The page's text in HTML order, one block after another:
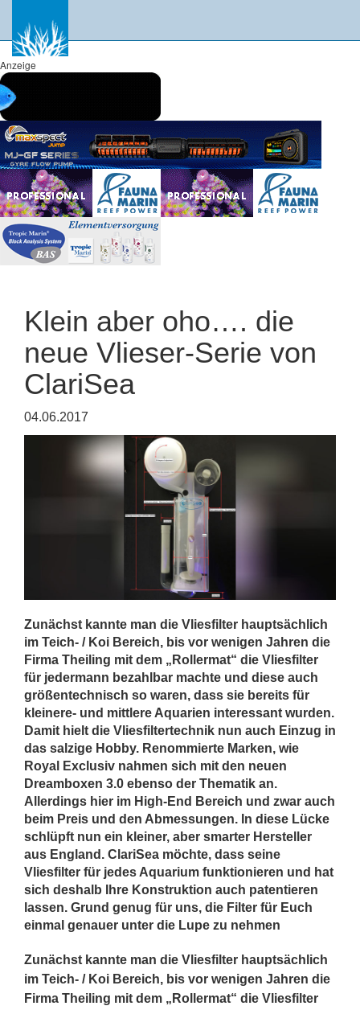
Anzeige
Klein aber oho…. die
neue Vlieser-Serie von
ClariSea
04.06.2017
Zunächst kannte man die Vliesfilter hauptsächlich
im Teich- / Koi Bereich, bis vor wenigen Jahren die
Firma Theiling mit dem „Rollermat“ die Vliesfilter
für jedermann bezahlbar machte und diese auch
größentechnisch so waren, dass sie bereits für
kleinere- und mittlere Aquarien interessant wurden.
Damit hielt die Vliesfiltertechnik nun auch Einzug in
das salzige Hobby. Renommierte Marken, wie
Royal Exclusiv nahmen sich mit den neuen
Dreamboxen 3.0 ebenso der Thematik an.
Allerdings hier im High-End Bereich und zwar auch
beim Preis und den Abmessungen. In diese Lücke
schlüpft nun ein kleiner, aber smarter Hersteller
aus England. ClariSea möchte, dass seine
Vliesfilter für jedes Aquarium funktionieren und hat
sich deshalb Ihre Konstruktion auch patentieren
lassen. Grund genug für uns, die Filter für Euch
einmal genauer unter die Lupe zu nehmen
Zunächst kannte man die Vliesfilter hauptsächlich
im Teich- / Koi Bereich, bis vor wenigen Jahren die
Firma Theiling mit dem „Rollermat“ die Vliesfilter